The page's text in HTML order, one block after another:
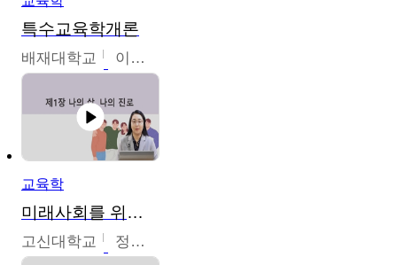
특수교육학개론
배재대학교 이현주
교육학
미래사회를 위한 진로 탐색 및 설계
고신대학교 정주영